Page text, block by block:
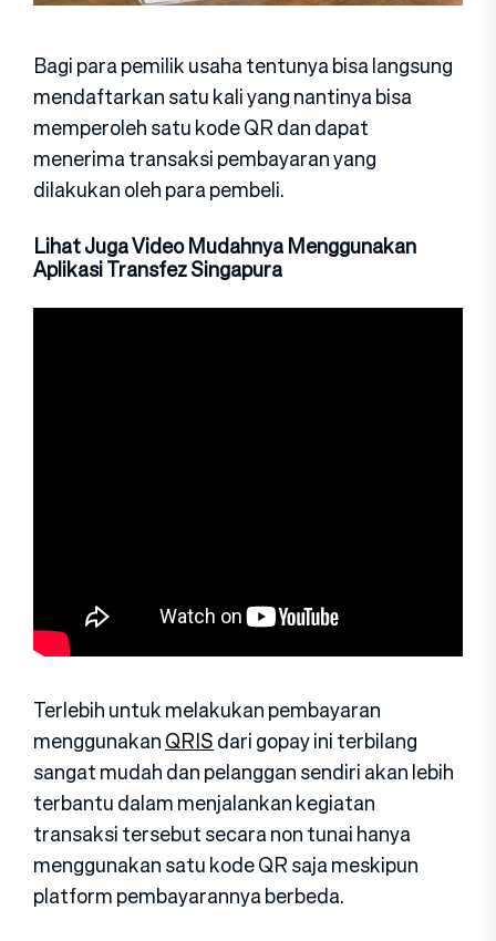
Bagi para pemilik usaha tentunya bisa langsung
mendaftarkan satu kali yang nantinya bisa
memperoleh satu kode QR dan dapat
menerima transaksi pembayaran yang
dilakukan oleh para pembeli.
Lihat Juga Video Mudahnya Menggunakan
Aplikasi Transfez Singapura
Terlebih untuk melakukan pembayaran
menggunakanQRISdari gopay ini terbilang
sangat mudah dan pelanggan sendiri akan lebih
terbantu dalam menjalankan kegiatan
transaksi tersebut secara non tunai hanya
menggunakan satu kode QR saja meskipun
platform pembayarannya berbeda.